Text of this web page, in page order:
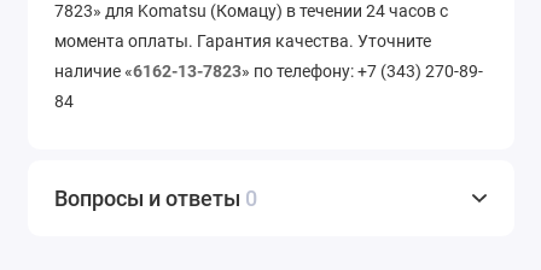
7823» для Komatsu (Комацу) в течении 24 часов с
момента оплаты. Гарантия качества. Уточните
наличие «6162-13-7823» по телефону: +7 (343) 270-89-
84
Вопросы и ответы 0